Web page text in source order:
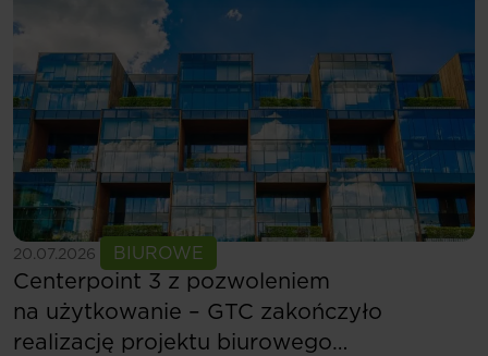
20.07.2026 BIUROWE
Zobacz więcej
Centerpoint 3 z pozwoleniem
na użytkowanie – GTC zakończyło
realizację projektu biurowego